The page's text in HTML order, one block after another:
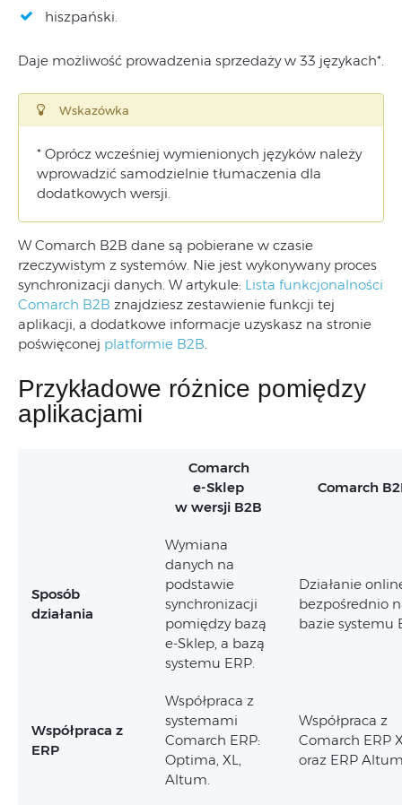
hiszpański.
Daje możliwość prowadzenia sprzedaży w 33 językach*.
Wskazówka
* Oprócz wcześniej wymienionych języków należy
wprowadzić samodzielnie tłumaczenia dla
dodatkowych wersji.
W Comarch B2B dane są pobierane w czasie
rzeczywistym z systemów. Nie jest wykonywany proces
synchronizacji danych. W artykule: Lista funkcjonalności
Comarch B2B znajdziesz zestawienie funkcji tej
aplikacji, a dodatkowe informacje uzyskasz na stronie
poświęconej platformie B2B
Przykładowe różnice pomiędzy
aplikacjami
Comarch
e-Sklep
w wersji B2B
Comarch
Sposób
działania
Wymiana
danych na
podstawie
synchronizacji
pomiędzy bazą
e-Sklep, a bazą
systemu ERP.
Działanie
bezpośrednio
bazie systemu
Współpraca z
ERP
Współpraca z
systemami
Comarch ERP:
Optima, XL,
Altum.
Współpraca z
Comarch ERP
oraz ERP